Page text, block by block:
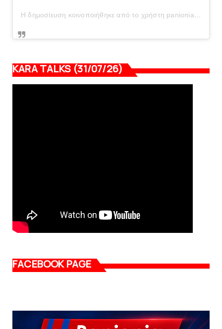
Η δημοσίευση κοινοποιήθηκε από το χρήστη panionianea.gr (@panionianea.gr)
KARA TALKS (31/07/26)
FACEBOOK PAGE